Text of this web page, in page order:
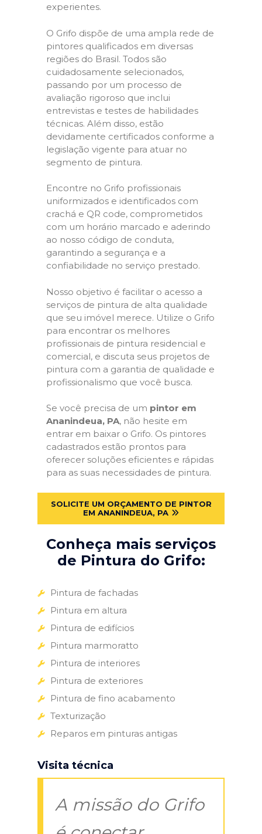
experientes.
O Grifo dispõe de uma ampla rede de
pintores qualificados em diversas
regiões do Brasil. Todos são
cuidadosamente selecionados,
passando por um processo de
avaliação rigoroso que inclui
entrevistas e testes de habilidades
técnicas. Além disso, estão
devidamente certificados conforme a
legislação vigente para atuar no
segmento de pintura.
Encontre no Grifo profissionais
uniformizados e identificados com
crachá e QR code, comprometidos
com um horário marcado e aderindo
ao nosso código de conduta,
garantindo a segurança e a
confiabilidade no serviço prestado.
Nosso objetivo é facilitar o acesso a
serviços de pintura de alta qualidade
que seu imóvel merece. Utilize o Grifo
para encontrar os melhores
profissionais de pintura residencial e
comercial, e discuta seus projetos de
pintura com a garantia de qualidade e
profissionalismo que você busca.
Se você precisa de um pintor em
Ananindeua, PA, não hesite em
entrar em baixar o Grifo. Os pintores
cadastrados estão prontos para
oferecer soluções eficientes e rápidas
para as suas necessidades de pintura.
SOLICITE UM ORÇAMENTO DE PINTOR
EM ANANINDEUA, PA
Conheça mais serviços
de Pintura do Grifo:
Pintura de fachadas
Pintura em altura
Pintura de edifícios
Pintura marmoratto
Pintura de interiores
Pintura de exteriores
Pintura de fino acabamento
Texturização
Reparos em pinturas antigas
Visita técnica
A missão do Grifo